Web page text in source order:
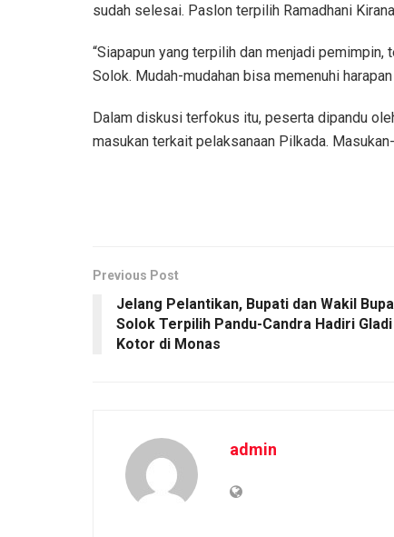
sudah selesai. Paslon terpilih Ramadhani
“Siapapun yang terpilih dan menjadi
Solok. Mudah-mudahan bisa memenuhi harapan
Dalam diskusi terfokus itu, peserta dipandu
masukan terkait pelaksanaan Pilkada.
Previous Post
Jelang Pelantikan, Bupati dan Wakil
Solok Terpilih Pandu-Candra Hadiri Gladi
Kotor di Monas
admin